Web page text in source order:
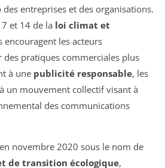
des entreprises et des organisations.
et 14 de la loi climat et
encouragent les acteurs
pratiques commerciales plus
à une publicité responsable, les
un mouvement collectif visant à
des communications
novembre 2020 sous le nom de
de transition écologique,